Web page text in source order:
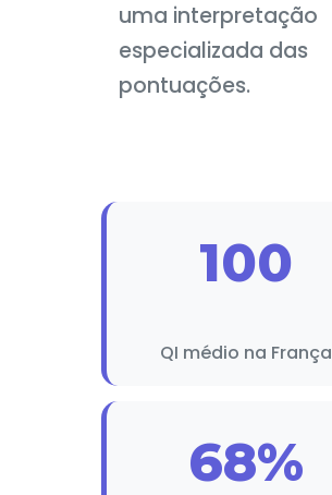
uma interpretação
especializada das
pontuações.
100
QI médio na França
68%